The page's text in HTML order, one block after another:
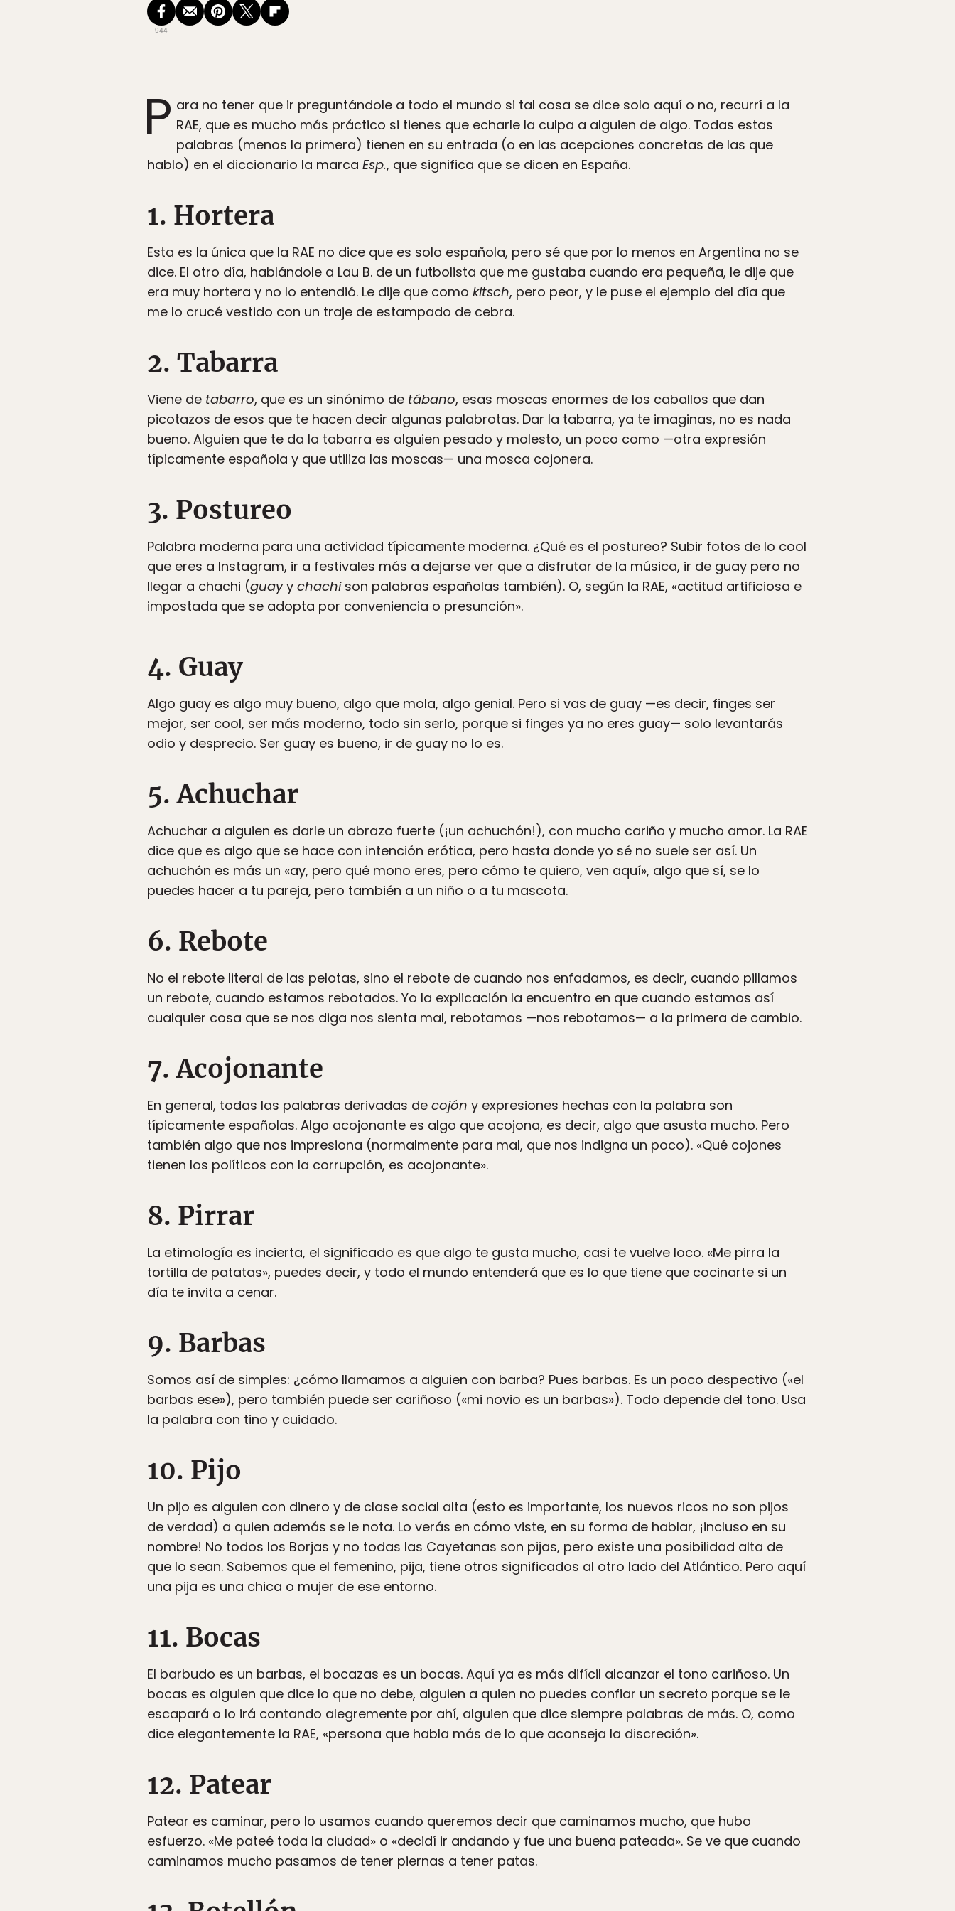
944
P ara no tener que ir preguntándole a todo el mundo si tal cosa se dice solo aquí o no, recurrí a la
RAE, que es mucho más práctico si tienes que echarle la culpa a alguien de algo. Todas estas
palabras (menos la primera) tienen en su entrada (o en las acepciones concretas de las que
hablo) en el diccionario la marca Esp., que significa que se dicen en España.
1. Hortera
Esta es la única que la RAE no dice que es solo española, pero sé que por lo menos en Argentina no se
dice. El otro día, hablándole a Lau B. de un futbolista que me gustaba cuando era pequeña, le dije que
era muy hortera y no lo entendió. Le dije que como kitsch, pero peor, y le puse el ejemplo del día que
me lo crucé vestido con un traje de estampado de cebra.
2. Tabarra
Viene de tabarro, que es un sinónimo de tábano, esas moscas enormes de los caballos que dan
picotazos de esos que te hacen decir algunas palabrotas. Dar la tabarra, ya te imaginas, no es nada
bueno. Alguien que te da la tabarra es alguien pesado y molesto, un poco como —otra expresión
típicamente española y que utiliza las moscas— una mosca cojonera.
3. Postureo
Palabra moderna para una actividad típicamente moderna. ¿Qué es el postureo? Subir fotos de lo cool
que eres a Instagram, ir a festivales más a dejarse ver que a disfrutar de la música, ir de guay pero no
llegar a chachi (guayy chachison palabras españolas también). O, según la RAE, «actitud artificiosa e
impostada que se adopta por conveniencia o presunción».
4. Guay
Algo guay es algo muy bueno, algo que mola, algo genial. Pero si vas de guay —es decir, finges ser
mejor, ser cool, ser más moderno, todo sin serlo, porque si finges ya no eres guay— solo levantarás
odio y desprecio. Ser guay es bueno, ir de guay no lo es.
5. Achuchar
Achuchar a alguien es darle un abrazo fuerte (¡un achuchón!), con mucho cariño y mucho amor. La RAE
dice que es algo que se hace con intención erótica, pero hasta donde yo sé no suele ser así. Un
achuchón es más un «ay, pero qué mono eres, pero cómo te quiero, ven aquí», algo que sí, se lo
puedes hacer a tu pareja, pero también a un niño o a tu mascota.
6. Rebote
No el rebote literal de las pelotas, sino el rebote de cuando nos enfadamos, es decir, cuando pillamos
un rebote, cuando estamos rebotados. Yo la explicación la encuentro en que cuando estamos así
cualquier cosa que se nos diga nos sienta mal, rebotamos —nos rebotamos— a la primera de cambio.
7. Acojonante
En general, todas las palabras derivadas de cojón y expresiones hechas con la palabra son
típicamente españolas. Algo acojonante es algo que acojona, es decir, algo que asusta mucho. Pero
también algo que nos impresiona (normalmente para mal, que nos indigna un poco). «Qué cojones
tienen los políticos con la corrupción, es acojonante».
8. Pirrar
La etimología es incierta, el significado es que algo te gusta mucho, casi te vuelve loco. «Me pirra la
tortilla de patatas», puedes decir, y todo el mundo entenderá que es lo que tiene que cocinarte si un
día te invita a cenar.
9. Barbas
Somos así de simples: ¿cómo llamamos a alguien con barba? Pues barbas. Es un poco despectivo («el
barbas ese»), pero también puede ser cariñoso («mi novio es un barbas»). Todo depende del tono. Usa
la palabra con tino y cuidado.
10. Pijo
Un pijo es alguien con dinero y de clase social alta (esto es importante, los nuevos ricos no son pijos
de verdad) a quien además se le nota. Lo verás en cómo viste, en su forma de hablar, ¡incluso en su
nombre! No todos los Borjas y no todas las Cayetanas son pijas, pero existe una posibilidad alta de
que lo sean. Sabemos que el femenino, pija, tiene otros significados al otro lado del Atlántico. Pero aquí
una pija es una chica o mujer de ese entorno.
11. Bocas
El barbudo es un barbas, el bocazas es un bocas. Aquí ya es más difícil alcanzar el tono cariñoso. Un
bocas es alguien que dice lo que no debe, alguien a quien no puedes confiar un secreto porque se le
escapará o lo irá contando alegremente por ahí, alguien que dice siempre palabras de más. O, como
dice elegantemente la RAE, «persona que habla más de lo que aconseja la discreción».
12. Patear
Patear es caminar, pero lo usamos cuando queremos decir que caminamos mucho, que hubo
esfuerzo. «Me pateé toda la ciudad» o «decidí ir andando y fue una buena pateada». Se ve que cuando
caminamos mucho pasamos de tener piernas a tener patas.